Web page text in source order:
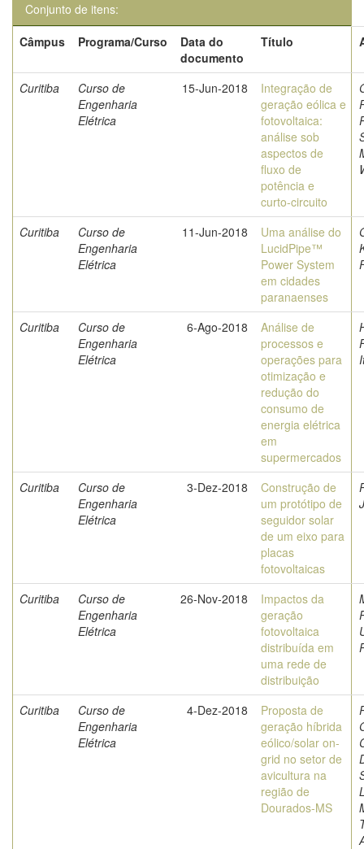
Conjunto de itens:
Câmpus
Programa/Curso
Data do
documento
Título
Curitiba
Curso de
Engenharia
Elétrica
15-Jun-2018
Integração de
geração eólica e
fotovoltaica:
análise sob
aspectos de
fluxo de
potência e
curto-circuito
Curitiba
Curso de
Engenharia
Elétrica
11-Jun-2018
Uma análise do
LucidPipe™
Power System
em cidades
paranaenses
Curitiba
Curso de
Engenharia
Elétrica
6-Ago-2018
Análise de
processos e
operações para
otimização e
redução do
consumo de
energia elétrica
em
supermercados
Curitiba
Curso de
Engenharia
Elétrica
3-Dez-2018
Construção de
um protótipo de
seguidor solar
de um eixo para
placas
fotovoltaicas
Curitiba
Curso de
Engenharia
Elétrica
26-Nov-2018
Impactos da
geração
fotovoltaica
distribuída em
uma rede de
distribuição
Curitiba
Curso de
Engenharia
Elétrica
4-Dez-2018
Proposta de
geração híbrida
eólico/solar on-
grid no setor de
avicultura na
região de
Dourados-MS